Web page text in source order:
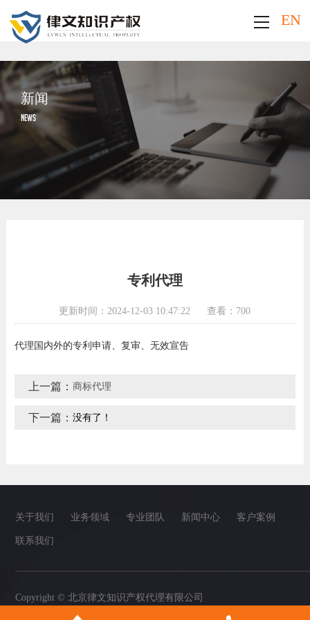
EN
新闻
NEWS
专利代理
更新时间：2024-12-03 10:47:22 查看：700
代理国内外的专利申请、复审、无效宣告
上一篇： 商标代理
下一篇： 没有了！
关于我们 业务领域 专业团队 新闻中心 客户案例
联系我们
Copyright © 北京律文知识产权代理有限公司